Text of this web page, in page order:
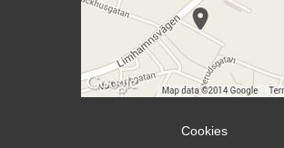
Cookies